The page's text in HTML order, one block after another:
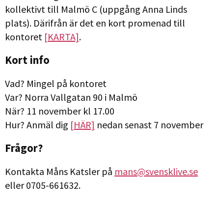
kollektivt till Malmö C (uppgång Anna Linds
plats). Därifrån är det en kort promenad till
kontoret [KARTA].
Kort info
Vad? Mingel på kontoret
Var? Norra Vallgatan 90 i Malmö
När? 11 november kl 17.00
Hur? Anmäl dig [HÄR] nedan senast 7 november
Frågor?
Kontakta Måns Katsler på mans@svensklive.se
eller 0705-661632.